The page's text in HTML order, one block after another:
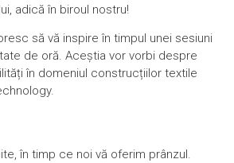
adică în biroul nostru!
să vă inspire în timpul unei sesiuni
de oră. Aceștia vor vorbi despre
în domeniul construcțiilor textile
.
în timp ce noi vă oferim prânzul.